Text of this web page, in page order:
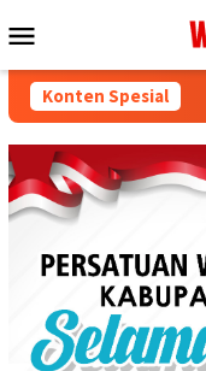
ke
Mobile
Konten Spesial